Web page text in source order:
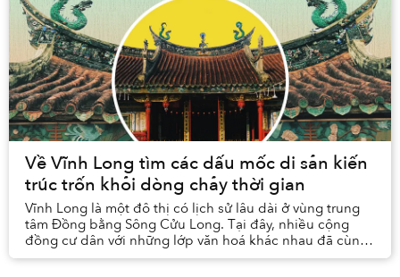
Về Vĩnh Long tìm các dấu mốc di sản kiến
trúc trốn khỏi dòng chảy thời gian
Vĩnh Long là một đô thị có lịch sử lâu dài ở vùng trung
tâm Đồng bằng Sông Cửu Long. Tại đây, nhiều cộng
đồng cư dân với những lớp văn hoá khác nhau đã cùng
sinh sống, làm việc và tương tác qua lại tr...